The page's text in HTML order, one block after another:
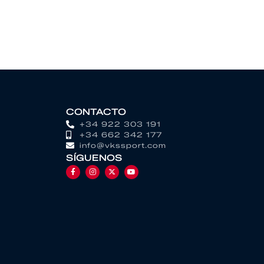
CONTACTO
+34 922 303 191
+34 662 342 177
info@vkssport.com
SÍGUENOS